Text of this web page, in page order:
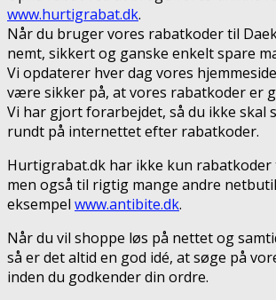
www.hurtigrabat.dk.
Når du bruger vores rabatkoder til
nemt, sikkert og ganske enkelt spare
Vi opdaterer hver dag vores
være sikker på, at vores rabatkoder er
Vi har gjort forarbejdet, så du ikke skal
rundt på internettet efter rabatkoder.
Hurtigrabat.dk har ikke kun rabatkoder
men også til rigtig mange andre
eksempel www.antibite.dk.
Når du vil shoppe løs på nettet og
så er det altid en god idé, at søge på
inden du godkender din ordre.